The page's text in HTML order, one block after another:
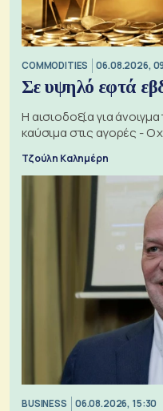
COMMODITIES 06.08.2026,
Σε υψηλό εφτά
Η αισιοδοξία για
καύσιμα στις αγορές - Ο
Τζούλη Καλημέρη
BUSINESS 06.08.2026, 15:30